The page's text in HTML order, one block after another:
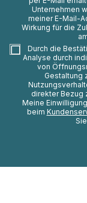
Unternehmen
meiner E-Mail-
Wirkung für die
Durch die
Analyse durch
von
Gestaltung
direkter Bezug
Meine
beim